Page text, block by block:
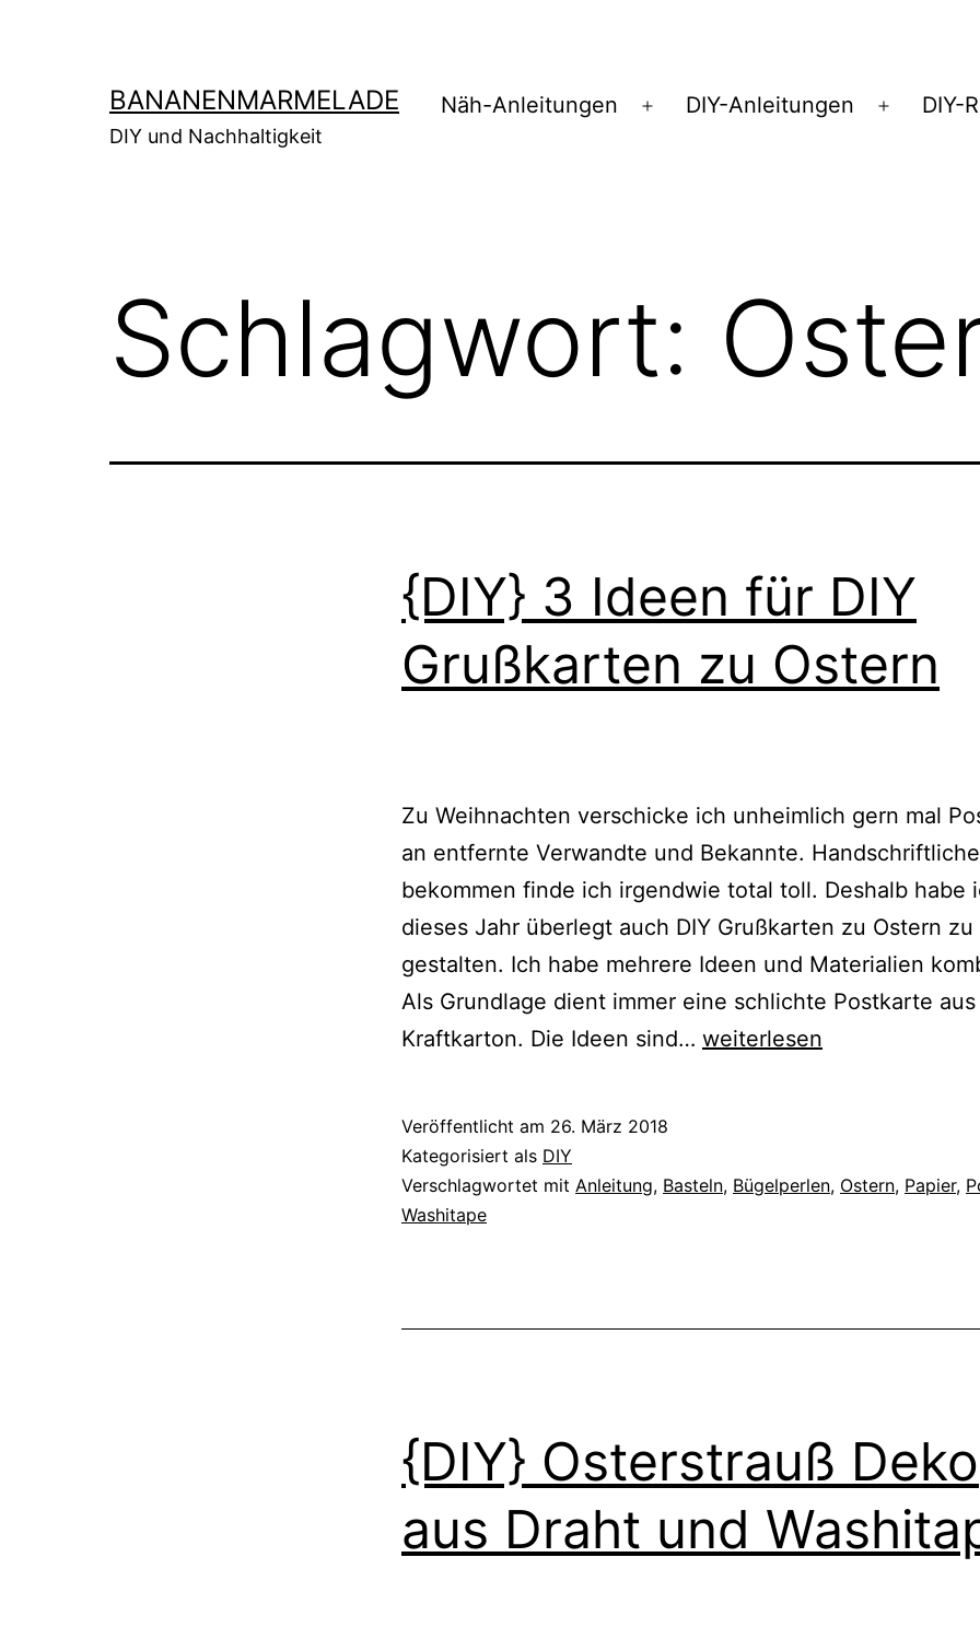
BANANENMARMELADE
DIY und Nachhaltigkeit
Näh-Anleitungen
Menü
DIY-Anleitungen
Menü
DIY-
Schlagwort:
{DIY} 3 Ideen für DIY
Grußkarten zu Ostern
Zu Weihnachten verschicke ich unheimlich gern mal
an entfernte Verwandte und Bekannte.
bekommen finde ich irgendwie total toll. Deshalb habe
dieses Jahr überlegt auch DIY Grußkarten zu Ostern zu
gestalten. Ich habe mehrere Ideen und Materialien
Als Grundlage dient immer eine schlichte Postkarte aus
Kraftkarton. Die Ideen sind… {DIY}
DIY
weiterlesen
Veröffentlicht am 26. März 2018
Kategorisiert als DIY
Verschlagwortet mit Anleitung, Basteln, Bügelperlen, Ostern, Papier,
Washitape
{DIY} Osterstrauß Deko
aus Draht und